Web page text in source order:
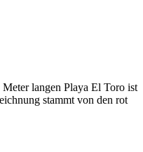
langen Playa El Toro ist
stammt von den rot